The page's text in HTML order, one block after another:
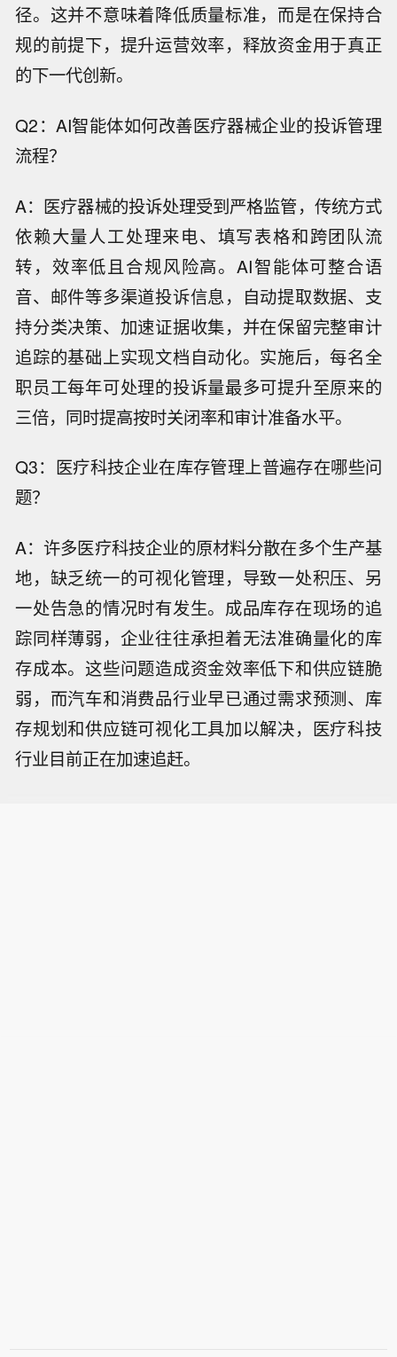
径。这并不意味着降低质量标准，而是在保持合
规的前提下，提升运营效率，释放资金用于真正
的下一代创新。
Q2：AI智能体如何改善医疗器械企业的投诉管理
流程？
A：医疗器械的投诉处理受到严格监管，传统方式
依赖大量人工处理来电、填写表格和跨团队流
转，效率低且合规风险高。AI智能体可整合语
音、邮件等多渠道投诉信息，自动提取数据、支
持分类决策、加速证据收集，并在保留完整审计
追踪的基础上实现文档自动化。实施后，每名全
职员工每年可处理的投诉量最多可提升至原来的
三倍，同时提高按时关闭率和审计准备水平。
Q3：医疗科技企业在库存管理上普遍存在哪些问
题？
A：许多医疗科技企业的原材料分散在多个生产基
地，缺乏统一的可视化管理，导致一处积压、另
一处告急的情况时有发生。成品库存在现场的追
踪同样薄弱，企业往往承担着无法准确量化的库
存成本。这些问题造成资金效率低下和供应链脆
弱，而汽车和消费品行业早已通过需求预测、库
存规划和供应链可视化工具加以解决，医疗科技
行业目前正在加速追赶。